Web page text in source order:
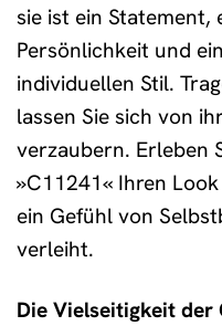
sie ist ein
Persönlichkeit und
individuellen Stil.
lassen Sie sich von
verzaubern. Erleben
»C11241« Ihren
ein Gefühl von
verleiht.
Die Vielseitigkeit der